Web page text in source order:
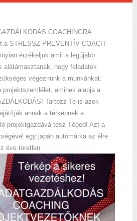
COACHINGRA
a STRESSZ PREVENTÍV COACH
érzékeljük amit a legújabb
alátámasztanak, hogy feladatok
végeznünk a munkánkat.
projektszemlélet, aminek alapja a
Tartozz Te is azok
annak a térképnek a
projektgazdává tesz Téged! Azt a
egy japán autómárka az élre
éve töretlen.